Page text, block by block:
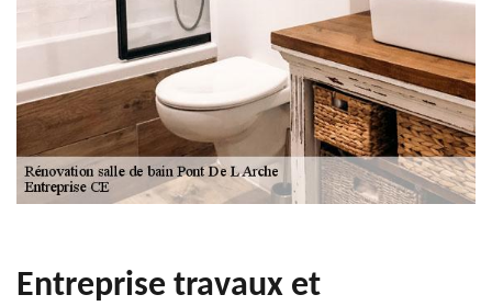
Entreprise travaux et